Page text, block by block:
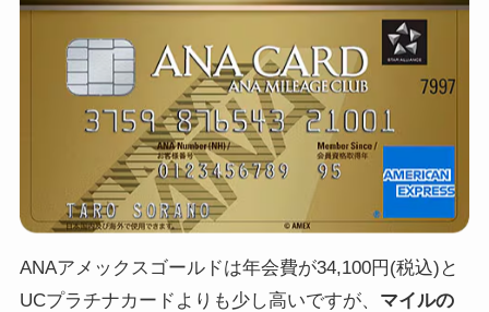
ANAアメックスゴールドは年会費が34,100円(税込)と
UCプラチナカードよりも少し高いですが、 マイルの